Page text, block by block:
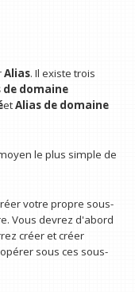
Alias. Il existe trois
​​de domaine
etAlias ​​de domaine
le plus simple de
votre propre sous-
Vous devrez d'abord
créer et créer
sous ces sous-